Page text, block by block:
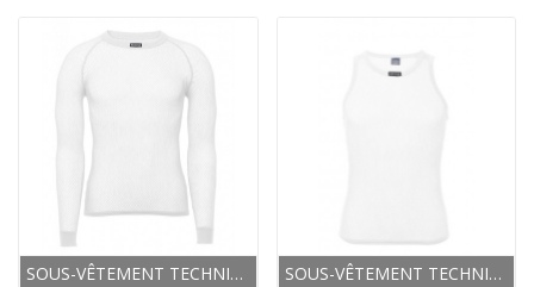
SOUS-VÊTEMENT TECHNIQUE - BRYNJE MÉRAKLON SUPER... SOUS-VÊTEMENT TECHNIQUE - BRYNJE MÉRAKLON SUPER...